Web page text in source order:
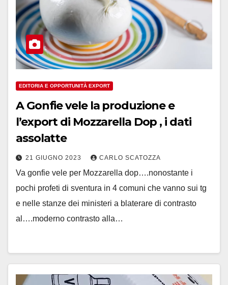
EDITORIA E OPPORTUNITÀ EXPORT
A Gonfie vele la produzione e
l’export di Mozzarella Dop , i dati
assolatte
21 GIUGNO 2023 CARLO SCATOZZA
Va gonfie vele per Mozzarella dop….nonostante i
pochi profeti di sventura in 4 comuni che vanno sui tg
e nelle stanze dei ministeri a blaterare di contrasto
al….moderno contrasto alla…